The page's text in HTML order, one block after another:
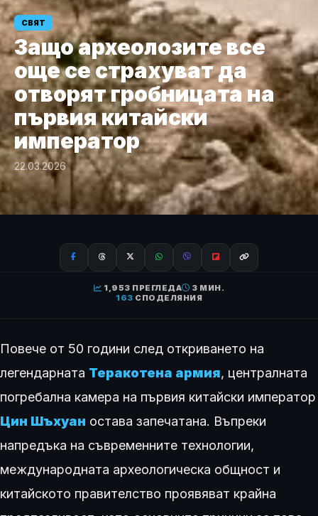
СВЯТ
Защо археолозите все
още се страхуват да
отворят гробницата на
първия китайски
император
22.03.2026
1,953 ПРЕГЛЕДА
3 МИН.
163 СПОДЕЛЯНИЯ
Повече от 50 години след откриването на
легендарната Теракотена армия, централната
погребална камера на първия китайски император
Цин Шъхуан остава запечатана. Въпреки
напредъка на съвременните технологии,
международната археологическа общност и
китайското правителство проявяват крайна